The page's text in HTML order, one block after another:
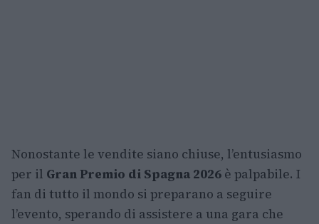
Nonostante le vendite siano chiuse, l’entusiasmo
per il Gran Premio di Spagna 2026 è palpabile. I
fan di tutto il mondo si preparano a seguire
l’evento, sperando di assistere a una gara che